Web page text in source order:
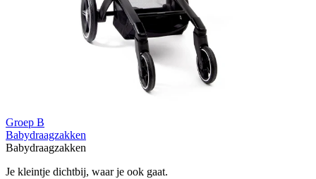
Groep B
Babydraagzakken
Babydraagzakken
Je kleintje dichtbij, waar je ook gaat.